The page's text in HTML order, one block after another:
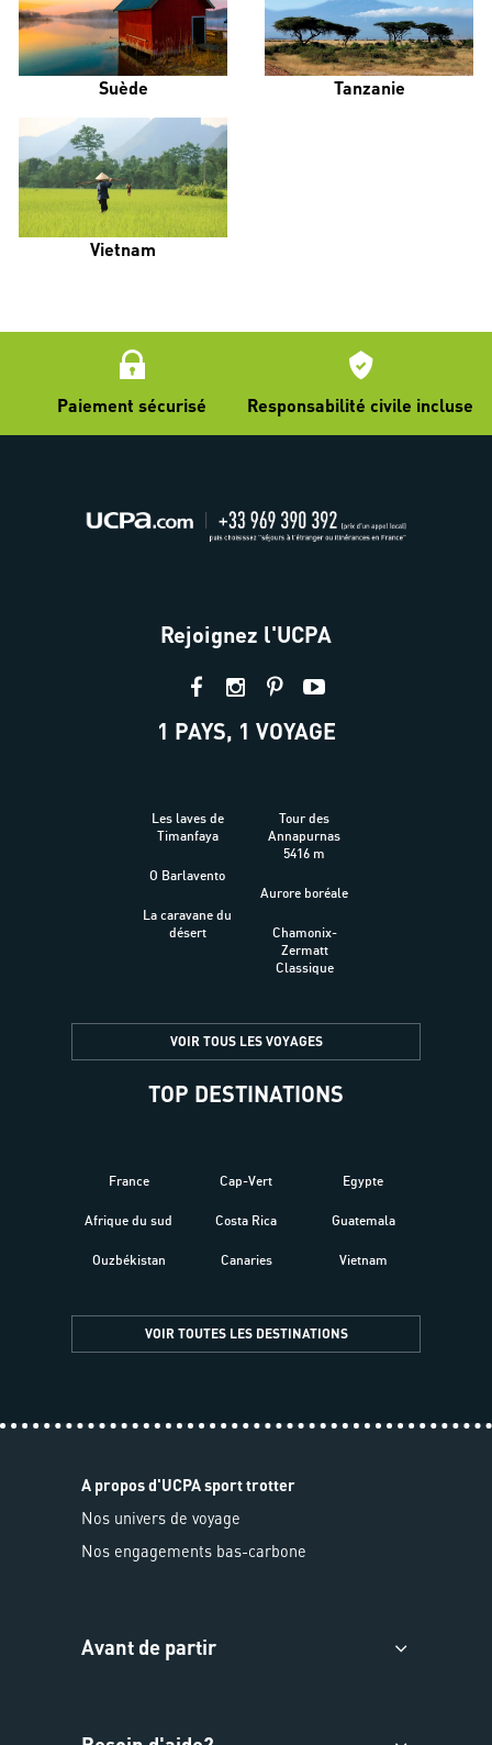
Suède Tanzanie
Vietnam
Paiement sécurisé Responsabilité civile incluse
Rejoignez l'UCPA
1 PAYS, 1 VOYAGE
Les laves de
Timanfaya
O Barlavento
La caravane du
désert
Tour des
Annapurnas
5416 m
Aurore boréale
Chamonix-
Zermatt
Classique
VOIR TOUS LES VOYAGES
TOP DESTINATIONS
France
Afrique du sud
Ouzbékistan
Cap-Vert
Costa Rica
Canaries
Egypte
Guatemala
Vietnam
VOIR TOUTES LES DESTINATIONS
A propos d'UCPA sport trotter
Nos univers de voyage
Nos engagements bas-carbone
Avant de partir